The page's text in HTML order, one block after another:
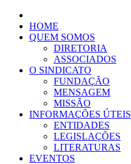
HOME
QUEM SOMOS
DIRETORIA
ASSOCIADOS
O SINDICATO
FUNDAÇÃO
MENSAGEM
MISSÃO
INFORMAÇÕES ÚTEIS
ENTIDADES
LEGISLAÇÕES
LITERATURAS
EVENTOS